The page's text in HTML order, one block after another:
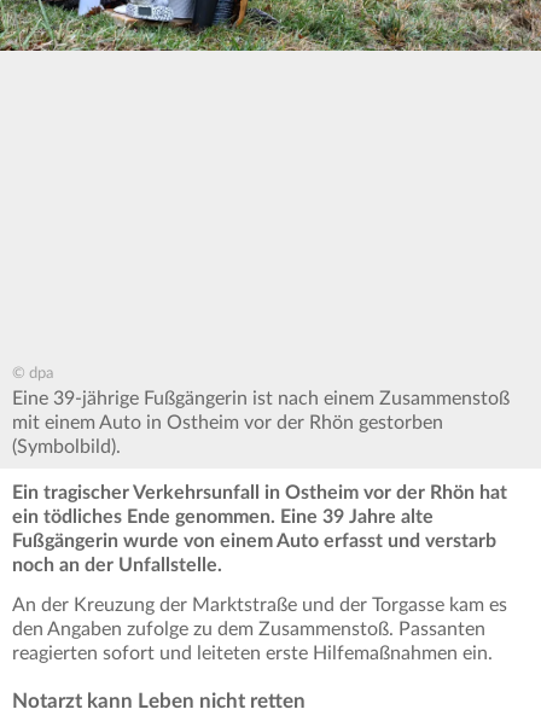
© dpa
Eine 39-jährige Fußgängerin ist nach einem Zusammenstoß
mit einem Auto in Ostheim vor der Rhön gestorben
(Symbolbild).
Ein tragischer Verkehrsunfall in Ostheim vor der Rhön hat
ein tödliches Ende genommen. Eine 39 Jahre alte
Fußgängerin wurde von einem Auto erfasst und verstarb
noch an der Unfallstelle.
An der Kreuzung der Marktstraße und der Torgasse kam es
den Angaben zufolge zu dem Zusammenstoß. Passanten
reagierten sofort und leiteten erste Hilfemaßnahmen ein.
Notarzt kann Leben nicht retten